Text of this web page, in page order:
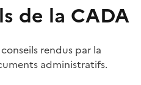
de la CADA
rendus par la
administratifs.